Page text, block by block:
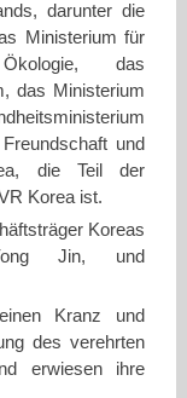
darunter die
Ministerium für
das
das Ministerium
und
die Teil der
Korea ist.
Koreas
Jin, und
Kranz und
des verehrten
erwiesen ihre